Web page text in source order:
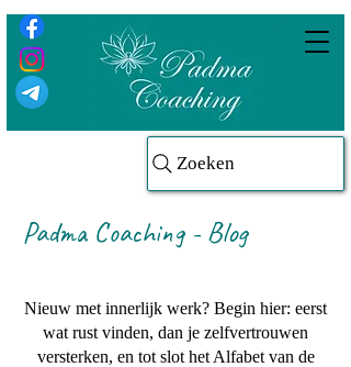
Zoeken
Padma Coaching - Blog
Nieuw met innerlijk werk? Begin hier: eerst
wat rust vinden, dan je zelfvertrouwen
versterken, en tot slot het Alfabet van de